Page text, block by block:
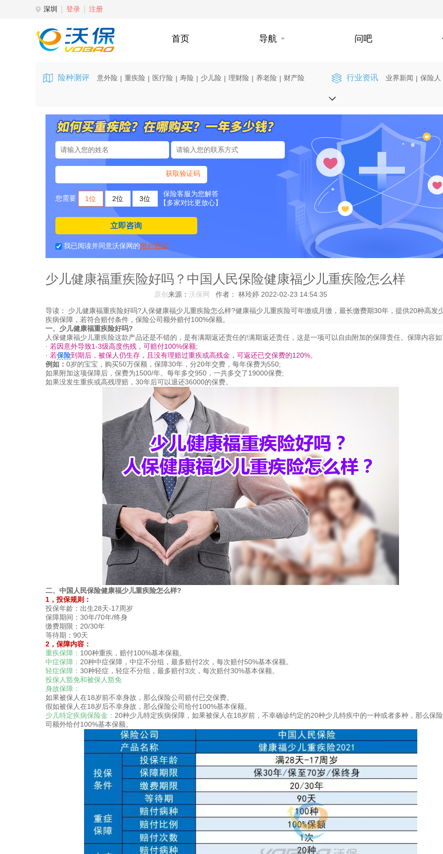
深圳 登录 注册
首页 导航 问吧
险种测评 意外险 | 重疾险 | 医疗险 | 寿险 | 少儿险 | 理财险 | 养老险 | 财产险 行业资讯 业界新闻 | 保险人
获取验证码
您需要 1位 2位 3位
保险客服为您解答
【多家对比更放心】
立即咨询
我已阅读并同意沃保网的用户协议
少儿健康福重疾险好吗？中国人民保险健康福少儿重疾险怎么样
原创 来源： 沃保网 作者： 林玲婷 2022-02-23 14:54:35
导读：
少儿健康福重疾险好吗?人保健康福少儿重疾险怎么样?健康福少儿重疾险可年缴或月缴，最长缴费期30年，提供20种高发
疾病保障，若符合赔付条件，保险公司额外赔付100%保额。
一、少儿健康福重疾险好吗?
人保健康福少儿重疾险这款产品还是不错的，是有满期返还责任的!满期返还责任，这是一项可以自由附加的保障责任。保障内容
· 若因意外导致1-3级高度伤残，可赔付100%保额;
· 若保险到期后，被保人仍生存，且没有理赔过重疾或高残金，可返还已交保费的120%。
例如： 0岁的宝宝，购买50万保额，保障30年，分20年交费，每年保费为550;
如果附加这项保障后，保费为1500/年。每年多交950，一共多交了19000保费;
如果没发生重疾或高残理赔，30年后可以退还36000的保费。
二、中国人民保险健康福少儿重疾险怎么样?
1，投保规则：
投保年龄：出生28天-17周岁
保障期间：30年/70年/终身
缴费期限：20/30年
等待期：90天
2，保障内容：
重疾保障： 100种重疾，赔付100%基本保额。
中症保障： 20种中症保障，中症不分组，最多赔付2次，每次赔付50%基本保额。
轻症保障： 30种轻症，轻症不分组，最多赔付3次，每次赔付30%基本保额。
投保人豁免和被保人豁免
身故保障：
如果被保人在18岁前不幸身故，那么保险公司赔付已交保费。
假如被保人在18岁后不幸身故，那么保险公司给付100%基本保额。
少儿特定疾病保险金： 20种少儿特定疾病保障，如果被保人在18岁前，不幸确诊约定的20种少儿特疾中的一种或者多种，那么保
司额外给付100%基本保额。